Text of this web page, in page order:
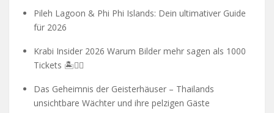
Pileh Lagoon & Phi Phi Islands: Dein ultimativer Guide
für 2026
Krabi Insider 2026 Warum Bilder mehr sagen als 1000
Tickets 🏝️🧗‍♂️
Das Geheimnis der Geisterhäuser – Thailands
unsichtbare Wächter und ihre pelzigen Gäste